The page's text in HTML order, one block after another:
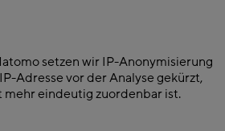
setzen wir IP-Anonymisierung
Adresse vor der Analyse gekürzt,
mehr eindeutig zuordenbar ist.